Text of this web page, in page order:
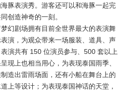
豚表演秀。游客还可以和海豚一起完
创造神奇的一刻。
幻剧场拥有目前全世界最大的表演舞
演，为观众带来一场服装、道具、声
演共有 150 位演员参与、500 套以上
现上也相当用心，为表现泰国雨季、
造出雷雨场面，还有小船在舞台上的
上等设计；为表现泰国神话的天堂，